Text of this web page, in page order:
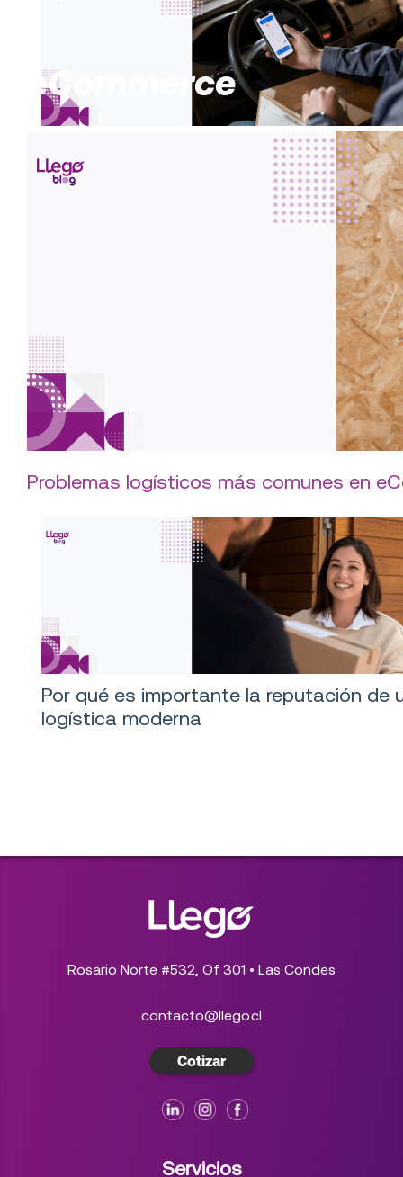
Servicio express y seguimiento en
nuestros beneficios
eCommerce
Problemas logísticos más comunes en
Por qué es importante la reputación de
logística moderna
Rosario Norte #532, Of 301 • Las Condes
contacto@llego.cl
Cotizar
Servicios